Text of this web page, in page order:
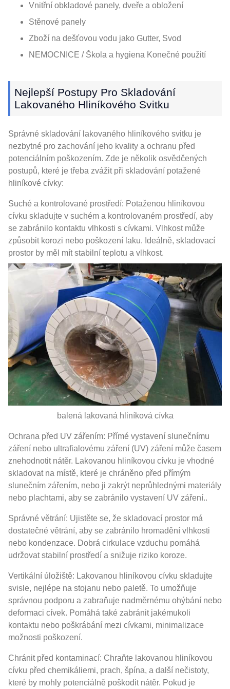
Vnitřní obkladové panely, dveře a obložení
Stěnové panely
Zboží na dešťovou vodu jako Gutter, Svod
NEMOCNICE / Škola a hygiena Konečné použití
Nejlepší Postupy Pro Skladování
Lakovaného Hliníkového Svitku
Správné skladování lakovaného hliníkového svitku je
nezbytné pro zachování jeho kvality a ochranu před
potenciálním poškozením. Zde je několik osvědčených
postupů, které je třeba zvážit při skladování potažené
hliníkové cívky:
Suché a kontrolované prostředí: Potaženou hliníkovou
cívku skladujte v suchém a kontrolovaném prostředí, aby
se zabránilo kontaktu vlhkosti s cívkami. Vlhkost může
způsobit korozi nebo poškození laku. Ideálně, skladovací
prostor by měl mít stabilní teplotu a vlhkost.
balená lakovaná hliníková cívka
Ochrana před UV zářením: Přímé vystavení slunečnímu
záření nebo ultrafialovému záření (UV) záření může časem
znehodnotit nátěr. Lakovanou hliníkovou cívku je vhodné
skladovat na místě, které je chráněno před přímým
slunečním zářením, nebo ji zakrýt neprůhlednými materiály
nebo plachtami, aby se zabránilo vystavení UV záření..
Správné větrání: Ujistěte se, že skladovací prostor má
dostatečné větrání, aby se zabránilo hromadění vlhkosti
nebo kondenzace. Dobrá cirkulace vzduchu pomáhá
udržovat stabilní prostředí a snižuje riziko koroze.
Vertikální úložiště: Lakovanou hliníkovou cívku skladujte
svisle, nejlépe na stojanu nebo paletě. To umožňuje
správnou podporu a zabraňuje nadměrnému ohýbání nebo
deformaci cívek. Pomáhá také zabránit jakémukoli
kontaktu nebo poškrábání mezi cívkami, minimalizace
možnosti poškození.
Chránit před kontaminací: Chraňte lakovanou hliníkovou
cívku před chemikáliemi, prach, špína, a další nečistoty,
které by mohly potenciálně poškodit nátěr. Pokud je